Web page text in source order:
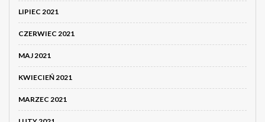
LIPIEC 2021
CZERWIEC 2021
MAJ 2021
KWIECIEŃ 2021
MARZEC 2021